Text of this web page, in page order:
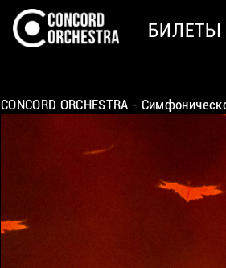
БИЛЕТЫ
CONCORD ORCHESTRA -